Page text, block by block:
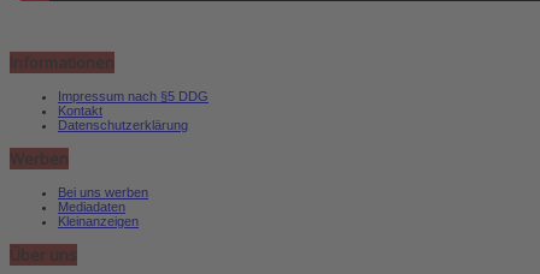
Informationen
Impressum nach §5 DDG
Kontakt
Datenschutzerklärung
Werben
Bei uns werben
Mediadaten
Kleinanzeigen
Über uns